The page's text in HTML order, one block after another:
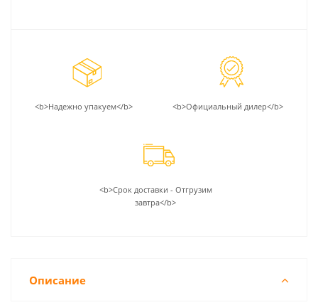
<b>Надежно упакуем</b> <b>Официальный дилер</b>
<b>Срок доставки - Отгрузим
завтра</b>
Описание